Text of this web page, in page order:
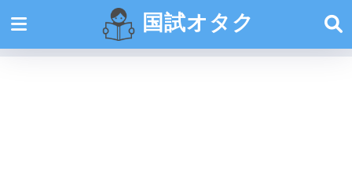
国試オタク